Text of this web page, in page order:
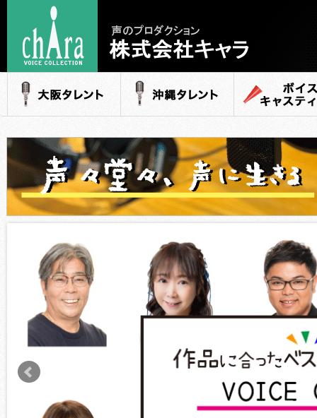
声のプロダクション
- 株式会社キャラ
大阪タレント 沖縄タレント ボイスキャステ